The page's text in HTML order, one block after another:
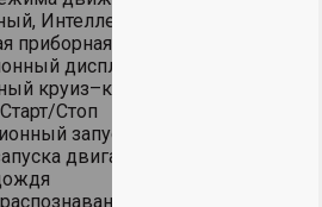
Интеллектуальный)
приборная панель диагональю
дисплей (HUD)
круиз–контроль (ACC)
Стоп
запуск двигателя кнопкой
двигателя
дорожных знаков